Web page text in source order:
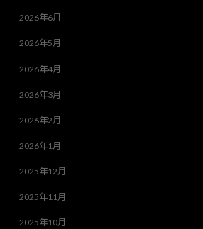
2026年6月
2026年5月
2026年4月
2026年3月
2026年2月
2026年1月
2025年12月
2025年11月
2025年10月